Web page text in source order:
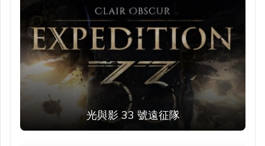
光與影 33 號遠征隊